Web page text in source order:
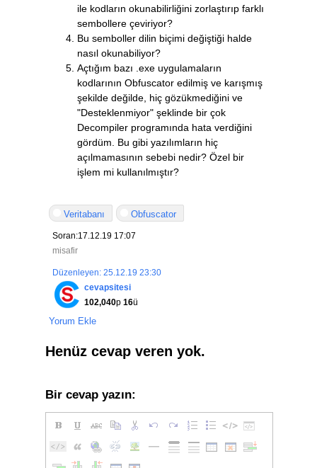
ile kodların okunabilirliğini zorlaştırıp farklı
sembollere çeviriyor?
Bu semboller dilin biçimi değiştiği halde
nasıl okunabiliyor?
Açtığım bazı .exe uygulamaların
kodlarının Obfuscator edilmiş ve karışmış
şekilde değilde, hiç gözükmediğini ve
"Desteklenmiyor" şeklinde bir çok
Decompiler programında hata verdiğini
gördüm. Bu gibi yazılımların hiç
açılmamasının sebebi nedir? Özel bir
işlem mi kullanılmıştır?
Veritabanı Obfuscator
Soran:17.12.19 17:07
misafir
Düzenleyen: 25.12.19 23:30
cevapsitesi
102,040p 16ü
Yorum Ekle
Henüz cevap veren yok.
Bir cevap yazın: